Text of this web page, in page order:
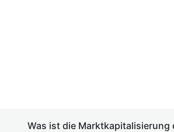
Was ist die Marktkapitalisierung